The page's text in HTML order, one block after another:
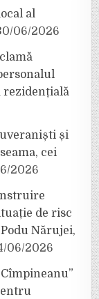
al
06/2026
rezidențială
și
cei
2026
de risc
Nărujei,
06/2026